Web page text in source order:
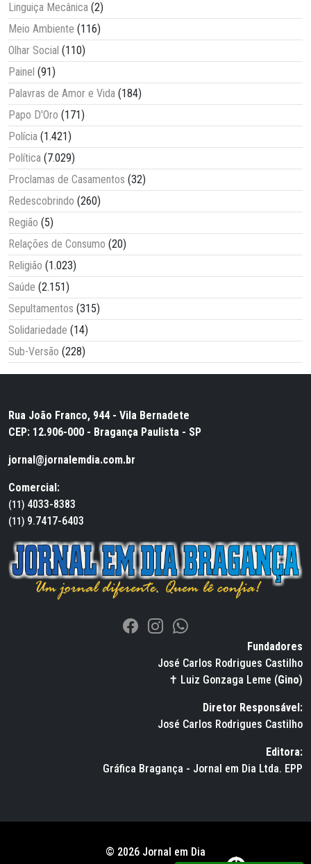
Linguiça Mecânica (2)
Meio Ambiente (116)
Olhar Social (110)
Painel (91)
Palavras de Amor e Vida (184)
Papo D'Oro (171)
Polícia (1.421)
Política (7.029)
Proclamas de Casamentos (32)
Redescobrindo (260)
Região (5)
Relações de Consumo (20)
Religião (1.023)
Saúde (2.151)
Sepultamentos (315)
Solidariedade (14)
Sub-Versão (228)
Rua João Franco, 944 - Vila Bernadete
CEP: 12.906-000 - Bragança Paulista - SP
jornal@jornalemdia.com.br
Comercial:
(11) 4033-8383
(11) 9.7417-6403
Fundadores
José Carlos Rodrigues Castilho
✝ Luiz Gonzaga Leme (Gino)
Diretor Responsável:
José Carlos Rodrigues Castilho
Editora:
Gráfica Bragança - Jornal em Dia Ltda. EPP
© 2026 Jornal em Dia